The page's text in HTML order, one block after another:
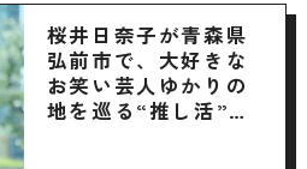
桜井日奈子が青森県
弘前市で、大好きな
お笑い芸人ゆかりの
地を巡る“推し活”旅